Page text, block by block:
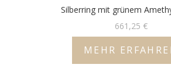
Silberring mit grünem
661,25 €
MEHR